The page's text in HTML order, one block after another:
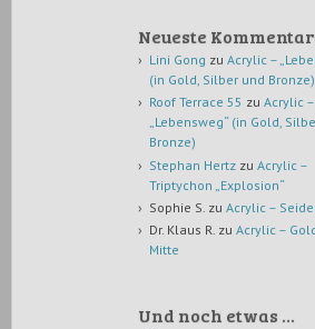
Neueste
Lini Gong zu Acrylic –
(in Gold, Silber und Bronze)
Roof Terrace 55 zu Acrylic –
„Lebensweg“ (in Gold,
Bronze)
Stephan Hertzzu Acrylic –
Triptychon „Explosion“
Sophie S.zu Acrylic –
Dr. Klaus R.zu Acrylic –
Mitte
Und noch etwas …